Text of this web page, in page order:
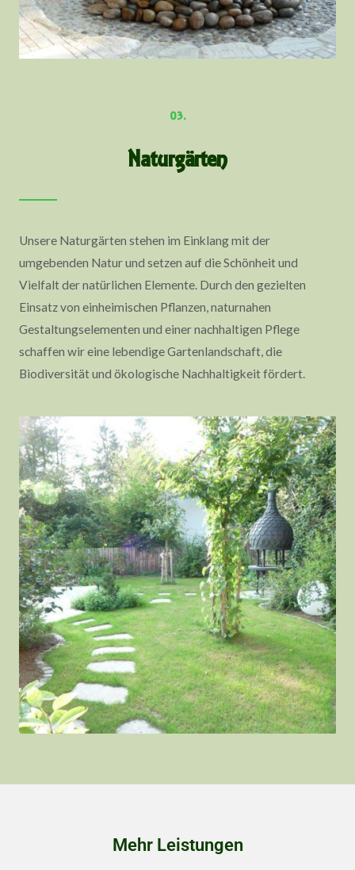
03.
Naturgärten
Unsere Naturgärten stehen im Einklang mit der
umgebenden Natur und setzen auf die Schönheit und
Vielfalt der natürlichen Elemente. Durch den gezielten
Einsatz von einheimischen Pflanzen, naturnahen
Gestaltungselementen und einer nachhaltigen Pflege
schaffen wir eine lebendige Gartenlandschaft, die
Biodiversität und ökologische Nachhaltigkeit fördert.
Mehr Leistungen